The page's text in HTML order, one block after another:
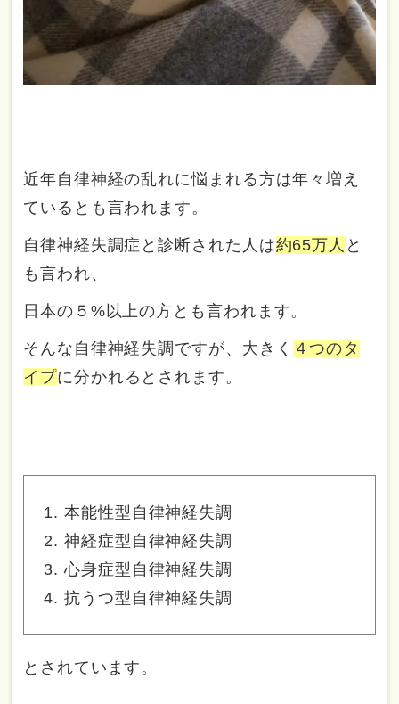
近年自律神経の乱れに悩まれる方は年々増え
ているとも言われます。
自律神経失調症と診断された人は約65万人 と
も言われ、
日本の５%以上の方とも言われます。
そんな自律神経失調ですが、大きく ４つのタ
イプに分かれるとされます。
本能性型自律神経失調
神経症型自律神経失調
心身症型自律神経失調
抗うつ型自律神経失調
とされています。